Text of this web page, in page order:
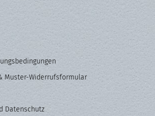
Muster-Widerrufsformular
Datenschutz